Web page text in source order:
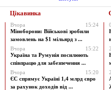
Цікавинка
Вчора
15:24
Міноборони: Військові зробили
замовлень на $1 мільярд з ...
Вчора
15:22
Україна та Румунія посилюють
співпрацю для забезпечення ...
Вчора
15:20
ЄС спрямує Україні 1,4 млрд євро
за рахунок доходів від ...